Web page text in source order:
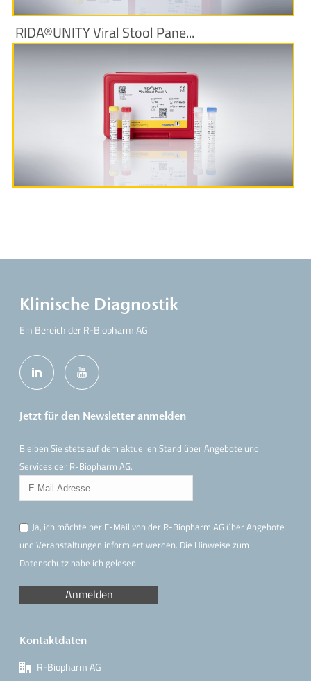
RIDA®UNITY Viral Stool Pane...
Produktinformationen
Klinische Diagnostik
Ein Bereich der R-Biopharm AG
Jetzt für den Newsletter anmelden
Bleiben Sie stets auf dem aktuellen Stand über Angebote und
Services der R-Biopharm AG.
Ja, ich möchte per E-Mail von der R-Biopharm AG über Angebote
und Veranstaltungen informiert werden. Die Hinweisezum
Datenschutz habe ich gelesen.
Kontaktdaten
R-Biopharm AG